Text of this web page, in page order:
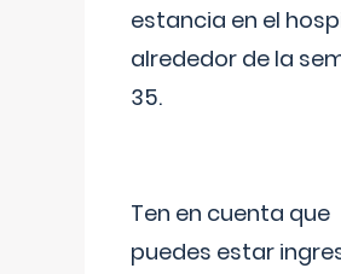
estancia en el
alrededor de la
35.
Ten en cuenta que
puedes estar